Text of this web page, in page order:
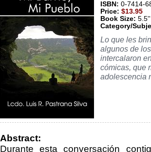
ISBN: 0-7414-
Price: $13.95
Book Size:
Category/
Lo que les
algunos de
intercalaron
cómicas, que
adolescencia
Abstract:
Durante esta conversación